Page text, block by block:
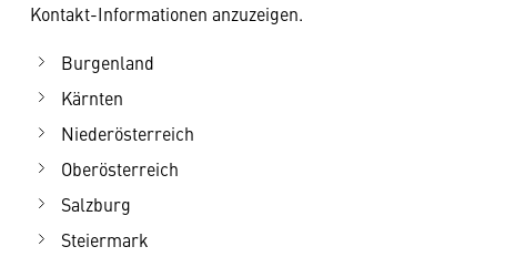
Kontakt-Informationen anzuzeigen.
Burgenland
Kärnten
Niederösterreich
Oberösterreich
Salzburg
Steiermark